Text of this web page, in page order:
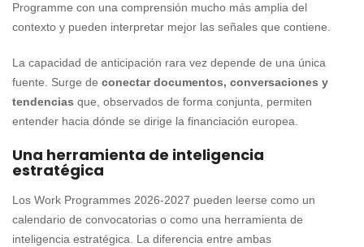
Programme con una comprensión mucho más amplia del
contexto y pueden interpretar mejor las señales que contiene.
La capacidad de anticipación rara vez depende de una única
fuente. Surge de conectar documentos, conversaciones y
tendencias que, observados de forma conjunta, permiten
entender hacia dónde se dirige la financiación europea.
Una herramienta de inteligencia
estratégica
Los Work Programmes 2026-2027 pueden leerse como un
calendario de convocatorias o como una herramienta de
inteligencia estratégica. La diferencia entre ambas